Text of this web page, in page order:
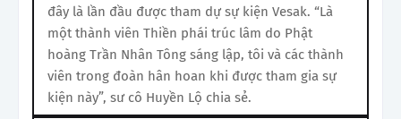
đây là lần đầu được tham dự sự kiện Vesak. “Là
một thành viên Thiền phái trúc lâm do Phật
hoàng Trần Nhân Tông sáng lập, tôi và các thành
viên trong đoàn hân hoan khi được tham gia sự
kiện này”, sư cô Huyền Lộ chia sẻ.